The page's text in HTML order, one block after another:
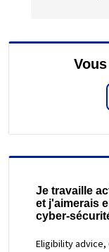
Je travaille
et j'aimerais
cyber-
Eligibility advice,